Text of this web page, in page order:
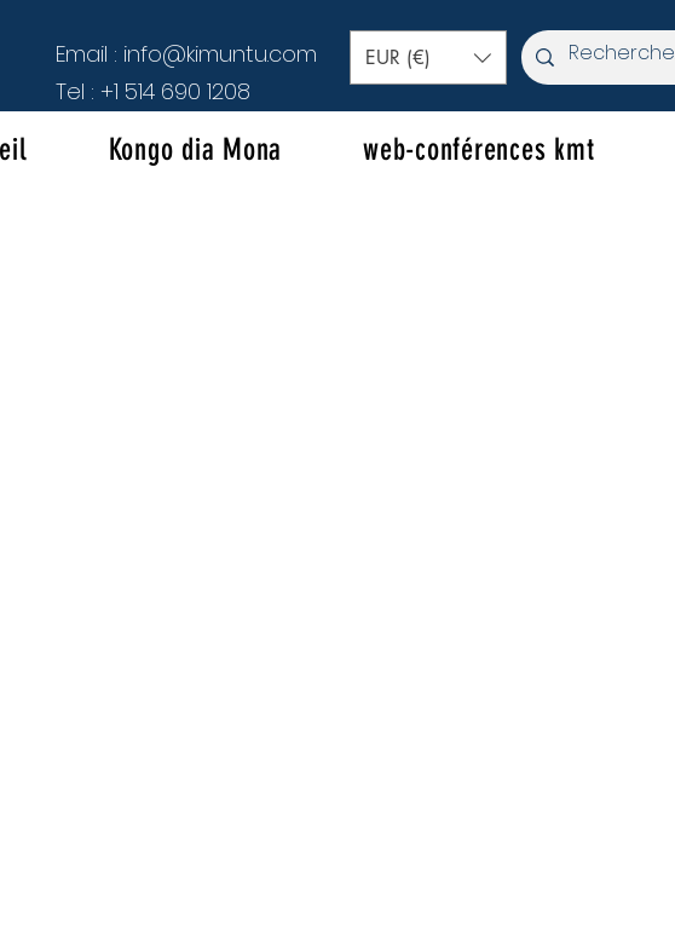
Email : info@kimuntu.com
Tel : +1 514 690 1208
EUR (€)
Kongo dia Mona web-conférences kmt